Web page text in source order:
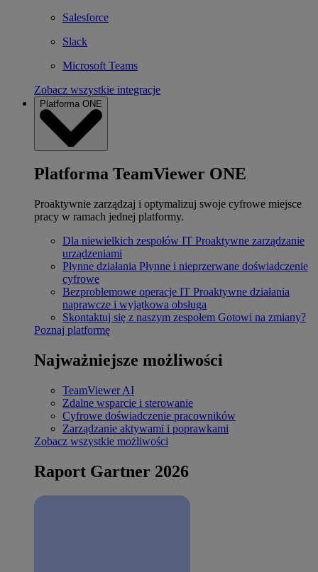
Salesforce
Slack
Microsoft Teams
Zobacz wszystkie integracje
Platforma ONE
Platforma TeamViewer ONE
Proaktywnie zarządzaj i optymalizuj swoje cyfrowe miejsce
pracy w ramach jednej platformy.
Dla niewielkich zespołów IT Proaktywne zarządzanie
urządzeniami
Płynne działania Płynne i nieprzerwane doświadczenie
cyfrowe
Bezproblemowe operacje IT Proaktywne działania
naprawcze i wyjątkowa obsługa
Skontaktuj się z naszym zespołem Gotowi na zmiany?
Poznaj platformę
Najważniejsze możliwości
TeamViewer AI
Zdalne wsparcie i sterowanie
Cyfrowe doświadczenie pracowników
Zarządzanie aktywami i poprawkami
Zobacz wszystkie możliwości
Raport Gartner 2026